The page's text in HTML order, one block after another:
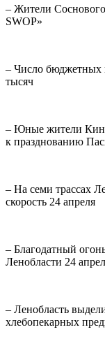
– Жители
SWOP»
– Число бюджетных
тысяч
– Юные жители
к празднованию
– На семи трассах
скорость 24 апреля
– Благодатный
Ленобласти 24
– Ленобласть
хлебопекарных